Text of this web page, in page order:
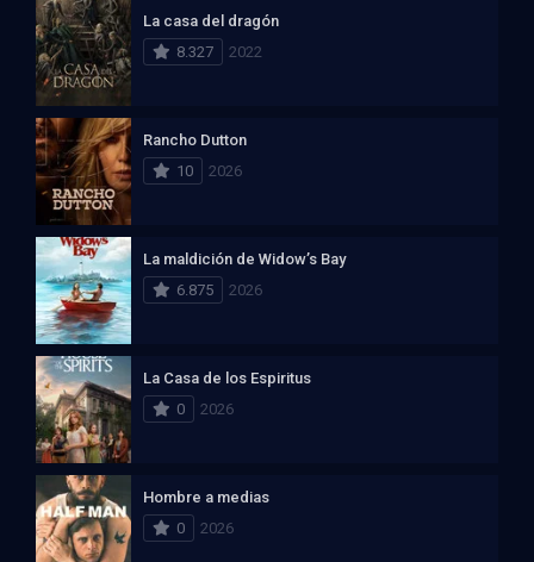
La casa del dragón
8.327
2022
Rancho Dutton
10
2026
La maldición de Widow’s Bay
6.875
2026
La Casa de los Espiritus
0
2026
Hombre a medias
0
2026